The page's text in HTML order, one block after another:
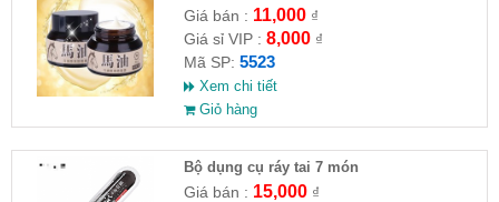
chân
Giá bán : 11,000₫
Giá sỉ VIP : 8,000₫
Mã SP: 5523
Xem chi tiết
Giỏ hàng
Bộ dụng cụ ráy tai 7 món
Giá bán : 15,000₫